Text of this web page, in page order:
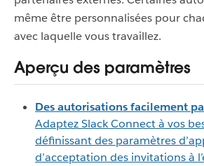
même être personnalisées pour
avec laquelle vous travaillez.
Aperçu des paramètres
Des autorisations facilement
Adaptez Slack Connect à vos
définissant des paramètres
d’acceptation des invitations à